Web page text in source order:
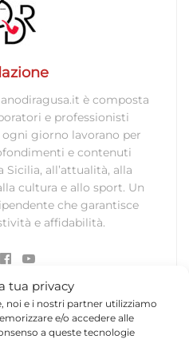
tua privacy
noi e i nostri partner utilizziamo
e/o accedere alle
a queste tecnologie
è composta
e professionisti
giorno lavorano per
e contenuti
all’attualità, alla
cultura e allo sport. Un
che garantisce
e affidabilità.